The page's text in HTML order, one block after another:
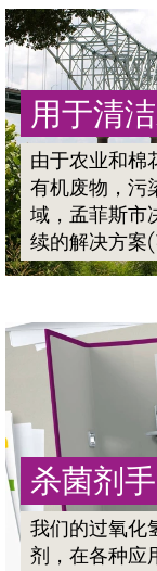
用于清
由于农业和棉
有机废物，污
域，孟菲斯市
续的解决方案(
杀菌剂
我们的过氧化
剂，在各种应